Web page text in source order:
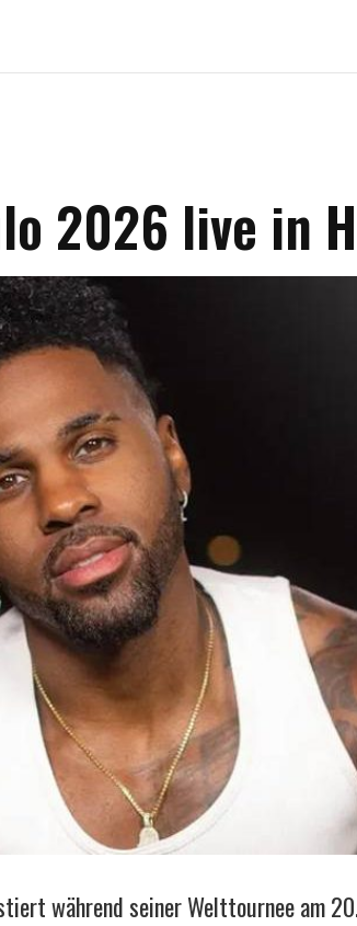
2026 live in
während seiner Welttournee am